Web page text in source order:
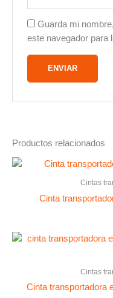
Guarda mi
este navegador para
Productos relacionados
Cintas
Cinta
Cintas
Cinta transportadora